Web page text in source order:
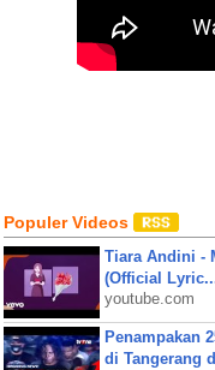
Populer Videos
Tiara Andini -
(Official
youtube.com
Penampakan
di Tangerang